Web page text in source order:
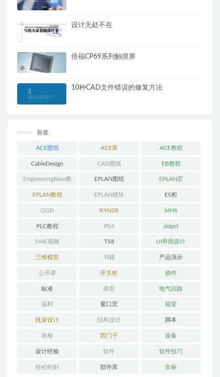
设计无处不在
倍福CP69系列触摸屏
10种CAD文件错误的修复方法
标签
ACE图纸 ACE库 ACE教程
CableDesign CAD图纸 EB教程
EngineeringBase教
程
EPLAN图纸 EPLAN宏
EPLAN教程 EPLAN模块 ES柜
GGD KYN28 MNS
PLC教程 PS4 sldprt
SWE视频 TS8 UI界面设计
三维模型 书籍 产品演示
公开课 开关柜 插件
标准 模型 电气回路
福利 窗口宏 箱变
线束设计 结构设计 脚本
表格 西门子 设备
设计经验 软件 软件技巧
轻松时刻 部件库 非标